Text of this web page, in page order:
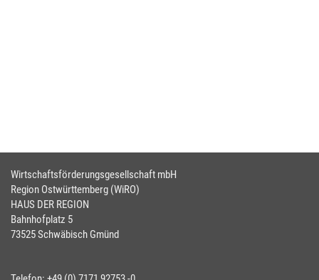
Wirtschaftsförderungsgesellschaft mbH
Region Ostwürttemberg (WiRO)
HAUS DER REGION
Bahnhofplatz 5
73525 Schwäbisch Gmünd